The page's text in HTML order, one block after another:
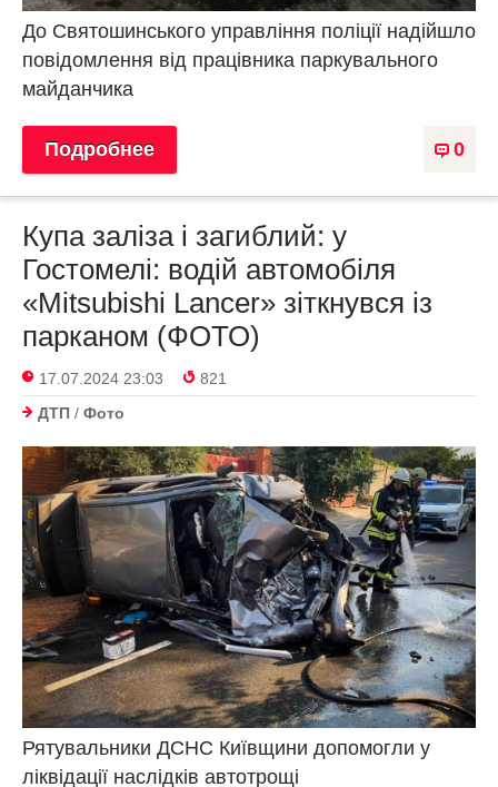
До Святошинського управління поліції надійшло
повідомлення від працівника паркувального
майданчика
0
Подробнее
Купа заліза і загиблий: у
Гостомелі: водій автомобіля
«Mitsubishi Lancer» зіткнувся із
парканом (ФОТО)
17.07.2024 23:03
821
ДТП / Фото
Рятувальники ДСНС Київщини допомогли у
ліквідації наслідків автотрощі